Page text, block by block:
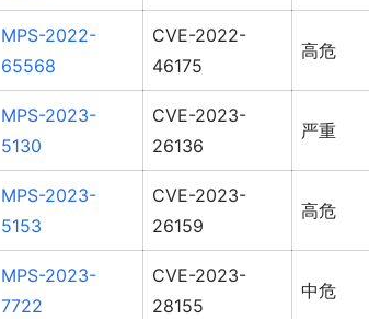
MPS-2022-
65568
CVE-2022-
46175
高危
MPS-2023-
5130
CVE-2023-
26136
严重
MPS-2023-
5153
CVE-2023-
26159
高危
MPS-2023-
7722
CVE-2023-
28155
中危